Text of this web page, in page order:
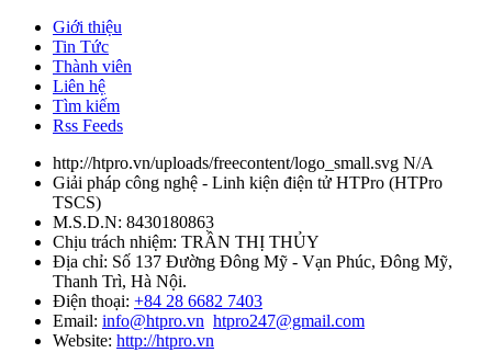
Giới thiệu
Tin Tức
Thành viên
Liên hệ
Tìm kiếm
Rss Feeds
http://htpro.vn/uploads/freecontent/logo_small.svg N/A
Giải pháp công nghệ - Linh kiện điện tử HTPro (HTPro
TSCS)
M.S.D.N: 8430180863
Chịu trách nhiệm: TRẦN THỊ THỦY
Địa chỉ: Số 137 Đường Đông Mỹ - Vạn Phúc, Đông Mỹ,
Thanh Trì, Hà Nội.
Điện thoại: +84 28 6682 7403
Email: info@htpro.vn htpro247@gmail.com
Website: http://htpro.vn